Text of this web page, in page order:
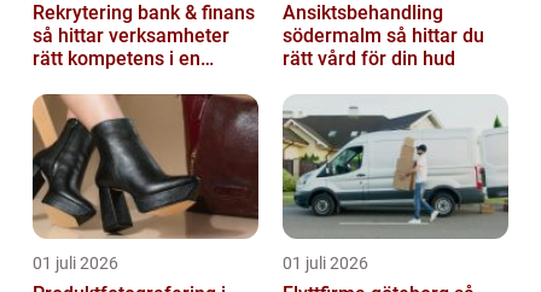
Rekrytering bank & finans
så hittar verksamheter
rätt kompetens i en
Ansiktsbehandling
södermalm så hittar du
rätt vård för din hud
01 juli 2026 01 juli 2026